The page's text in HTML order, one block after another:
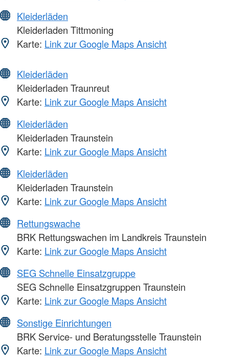
Kleiderläden
Kleiderladen Tittmoning
Karte: Link zur Google Maps Ansicht
Kleiderläden
Kleiderladen Traunreut
Karte: Link zur Google Maps Ansicht
Kleiderläden
Kleiderladen Traunstein
Karte: Link zur Google Maps Ansicht
Kleiderläden
Kleiderladen Traunstein
Karte: Link zur Google Maps Ansicht
Rettungswache
BRK Rettungswachen im Landkreis Traunstein
Karte: Link zur Google Maps Ansicht
SEG Schnelle Einsatzgruppe
SEG Schnelle Einsatzgruppen Traunstein
Karte: Link zur Google Maps Ansicht
Sonstige Einrichtungen
BRK Service- und Beratungsstelle Traunstein
Karte: Link zur Google Maps Ansicht